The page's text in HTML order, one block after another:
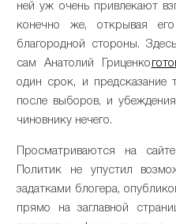
ней уж очень привлекают
конечно же, открывая
благородной стороны.
сам Анатолий Гриценко
один срок, и предсказание
после выборов, и
чиновнику нечего.
Просматриваются на
Политик не упустил
задатками блогера,
прямо на заглавной